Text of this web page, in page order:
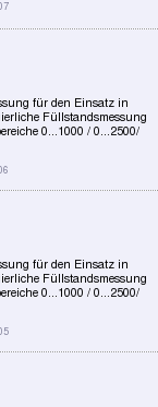
für den Einsatz in
Füllstandsmessung
0...1000 / 0...2500/
für den Einsatz in
Füllstandsmessung
0...1000 / 0...2500/